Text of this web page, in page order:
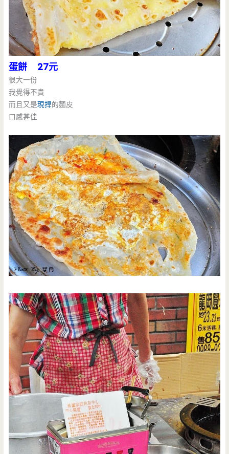
蛋餅 27元
很大一份
我覺得不貴
而且又是現捍的麵皮
口感甚佳